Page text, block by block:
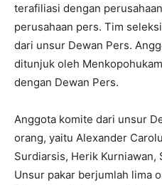
terafiliasi dengan
perusahaan pers. Tim
dari unsur Dewan Pers.
ditunjuk oleh
dengan Dewan Pers.
Anggota komite dari unsur
orang, yaitu Alexander
Surdiarsis, Herik Kurniawan,
Unsur pakar berjumlah lima